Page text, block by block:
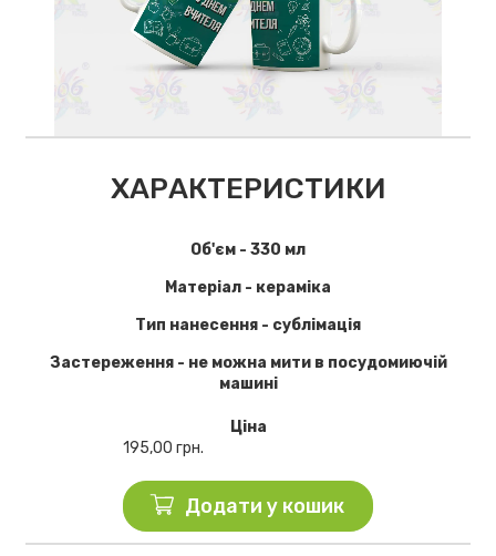
ХАРАКТЕРИСТИКИ
Об'єм - 330 мл
Матеріал - кераміка
Тип нанесення - сублімація
Застереження - не можна мити в посудомиючій
машині
Ціна
195,00 грн.
Додати у кошик